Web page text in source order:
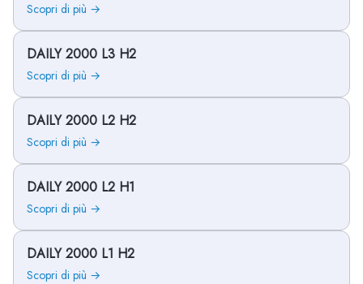
Scopri di più →
DAILY 2000 L3 H2
Scopri di più →
DAILY 2000 L2 H2
Scopri di più →
DAILY 2000 L2 H1
Scopri di più →
DAILY 2000 L1 H2
Scopri di più →